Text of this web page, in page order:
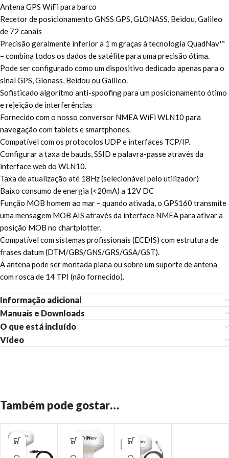
Antena GPS WiFi para barco
Recetor de posicionamento GNSS GPS, GLONASS, Beidou, Galileo
de 72 canais
Precisão geralmente inferior a 1 m graças à tecnologia QuadNav™
– combina todos os dados de satélite para uma precisão ótima.
Pode ser configurado como um dispositivo dedicado apenas para o
sinal GPS, Glonass, Beidou ou Galileo.
Sofisticado algoritmo anti-spoofing para um posicionamento ótimo
e rejeição de interferências
Fornecido com o nosso conversor NMEA WiFi WLN10 para
navegação com tablets e smartphones.
Compatível com os protocolos UDP e interfaces TCP/IP.
Configurar a taxa de bauds, SSID e palavra-passe através da
interface web do WLN10.
Taxa de atualização até 18Hz (selecionável pelo utilizador)
Baixo consumo de energia (<20mA) a 12V DC
Função MOB homem ao mar – quando ativada, o GPS160 transmite
uma mensagem MOB AIS através da interface NMEA para ativar a
posição MOB no chartplotter.
Compatível com sistemas profissionais (ECDIS) com estrutura de
frases datum (DTM/GBS/GNS/GRS/GSA/GST).
A antena pode ser montada plana ou sobre um suporte de antena
com rosca de 14 TPI (não fornecido).
Informação adicional
Manuais e Downloads
O que está incluído
Vídeo
Também pode gostar…